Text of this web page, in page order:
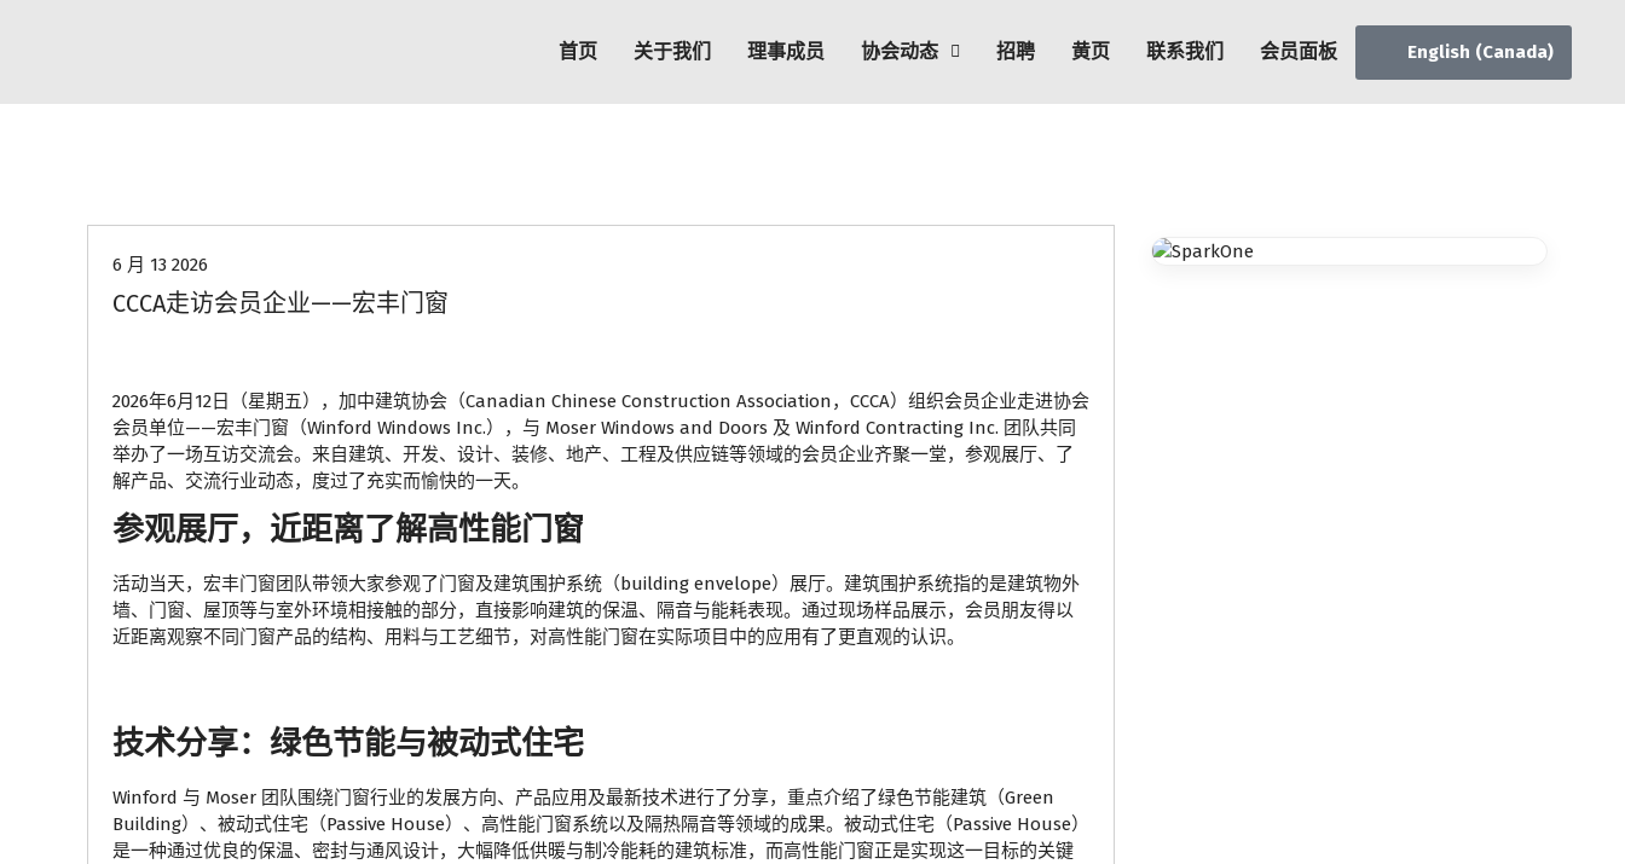
首页 关于我们 理事成员 协会动态 招聘 黄页 联系我们 会员面板 English (Canada)
6 月 13 2026
CCCA走访会员企业——宏丰门窗
2026年6月12日（星期五），加中建筑协会（Canadian Chinese Construction Association，CCCA）组织会员企业走进协会
会员单位——宏丰门窗（Winford Windows Inc.），与 Moser Windows and Doors 及 Winford Contracting Inc. 团队共同
举办了一场互访交流会。来自建筑、开发、设计、装修、地产、工程及供应链等领域的会员企业齐聚一堂，参观展厅、了
解产品、交流行业动态，度过了充实而愉快的一天。
参观展厅，近距离了解高性能门窗
活动当天，宏丰门窗团队带领大家参观了门窗及建筑围护系统（building envelope）展厅。建筑围护系统指的是建筑物外
墙、门窗、屋顶等与室外环境相接触的部分，直接影响建筑的保温、隔音与能耗表现。通过现场样品展示，会员朋友得以
近距离观察不同门窗产品的结构、用料与工艺细节，对高性能门窗在实际项目中的应用有了更直观的认识。
技术分享：绿色节能与被动式住宅
Winford 与 Moser 团队围绕门窗行业的发展方向、产品应用及最新技术进行了分享，重点介绍了绿色节能建筑（Green
Building）、被动式住宅（Passive House）、高性能门窗系统以及隔热隔音等领域的成果。被动式住宅（Passive House）
是一种通过优良的保温、密封与通风设计，大幅降低供暖与制冷能耗的建筑标准，而高性能门窗正是实现这一目标的关键